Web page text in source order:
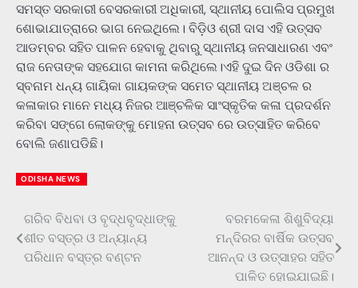
ସମସ୍ତ ସରକାରୀ ବେସରକାରୀ ଅଧିକାରୀ, ସ୍ଥାନୀୟ ପୋଲିସ ପ୍ରମୁଖ
ଶୋଭାଯାତ୍ରାରେ ଭାଗ ନେଇଥିଲେ। ବିଡ଼ିଓ ଶ୍ରୀ ଦାସ ଏହି ଉତ୍ସବ
ଆଡମ୍ବର ସହିତ ପାଳନ ହେବାକୁ ଥିବାରୁ ସ୍ଥାନୀୟ ଜନସାଧାରଣ ଏବଂ
ରାଜ ନେତାଙ୍କ ସହଯୋଗ କାମନା କରିଥିଲେ।ଏହି ଦୁଇ ଦିନ ଓଡିଶା ର
ସ୍ବନାମ ଧନ୍ୟ ଗାୟିକା ଗାୟକଙ୍କ ସମେତ ସ୍ଥାନୀୟ ଅଞ୍ଚଳ ର
କଳାକାର ମାନେ ମଧ୍ୟ ନିଜର ଆଞ୍ଚଳିକ ସାଂସ୍କୃତିକ କଳା ପ୍ରଦର୍ଶନ
କରିବା ସଙ୍ଗେ ଲୋକଙ୍କୁ ମୋହନା ଉତ୍ସବ ରେ ଉତ୍ସାହିତ କରିବେ
ବୋଲି ଜଣାପଡିଛି।
ODISHA NEWS
Post
navigation
ଗରିବ ବିଧବା ଓ ବୃଦ୍ଧବୃଦ୍ଧାଙ୍କୁ
ଶୀତ ବସ୍ତ୍ର ଓ ଅନ୍ୟାନ୍ୟ
ପରିଧାନ ବସ୍ତ୍ର ବଣ୍ଟନ
ବରମକେଳା ଶିଶୁବିଦ୍ୟା
ମନ୍ଦିରର ବାର୍ଷିକ ଉତ୍ସବ
ଆନନ୍ଦ ଓ ଉତ୍ସାହର ସହିତ
ପାଳିତ ହୋଇଯାଇଛି।